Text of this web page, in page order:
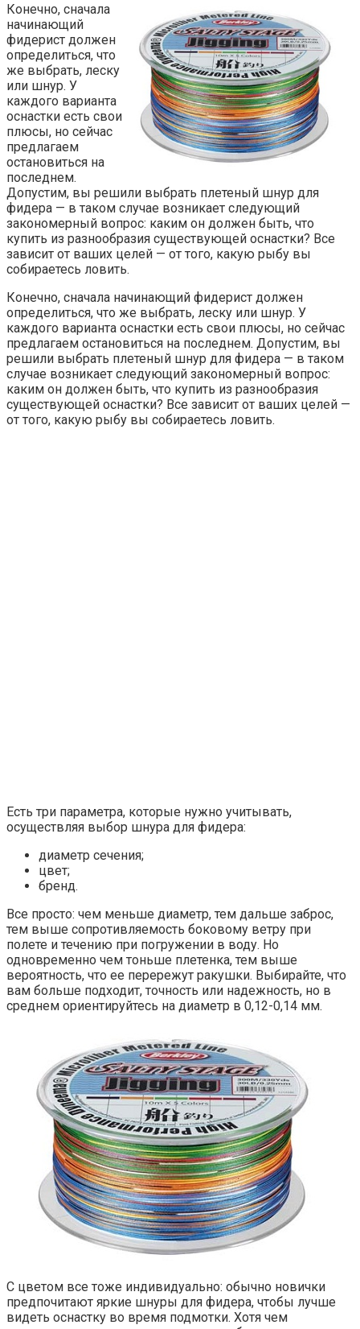
Конечно, сначала
начинающий
фидерист должен
определиться, что
же выбрать, леску
или шнур. У
каждого варианта
оснастки есть свои
плюсы, но сейчас
предлагаем
остановиться на
последнем.
Допустим, вы решили выбрать плетеный шнур для
фидера — в таком случае возникает следующий
закономерный вопрос: каким он должен быть, что
купить из разнообразия существующей оснастки? Все
зависит от ваших целей — от того, какую рыбу вы
собираетесь ловить.
Конечно, сначала начинающий фидерист должен
определиться, что же выбрать, леску или шнур. У
каждого варианта оснастки есть свои плюсы, но сейчас
предлагаем остановиться на последнем. Допустим, вы
решили выбрать плетеный шнур для фидера — в таком
случае возникает следующий закономерный вопрос:
каким он должен быть, что купить из разнообразия
существующей оснастки? Все зависит от ваших целей —
от того, какую рыбу вы собираетесь ловить.
Есть три параметра, которые нужно учитывать,
осуществляя выбор шнура для фидера:
диаметр сечения;
цвет;
бренд.
Все просто: чем меньше диаметр, тем дальше заброс,
тем выше сопротивляемость боковому ветру при
полете и течению при погружении в воду. Но
одновременно чем тоньше плетенка, тем выше
вероятность, что ее перережут ракушки. Выбирайте, что
вам больше подходит, точность или надежность, но в
среднем ориентируйтесь на диаметр в 0,12-0,14 мм.
С цветом все тоже индивидуально: обычно новички
предпочитают яркие шнуры для фидера, чтобы лучше
видеть оснастку во время подмотки. Хотя чем